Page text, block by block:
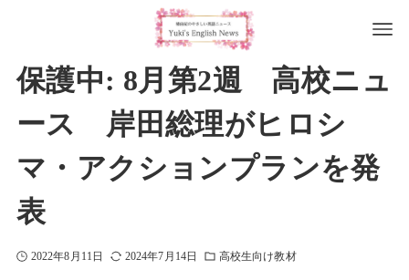
保護中: 8月第2週 高校ニュ
ース 岸田総理がヒロシ
マ・アクションプランを発
表
2022年8月11日 2024年7月14日 高校生向け教材